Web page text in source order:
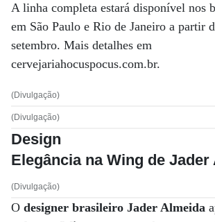
A linha completa estará disponível nos
em São Paulo e Rio de Janeiro a partir
setembro. Mais detalhes em
cervejariahocuspocus.com.br.
(Divulgação)
(Divulgação)
Design
Elegância na Wing de Jader
(Divulgação)
O designer brasileiro Jader Almeida